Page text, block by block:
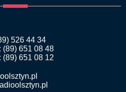
526 44 34
(89) 651 08 48
(89) 651 08 12